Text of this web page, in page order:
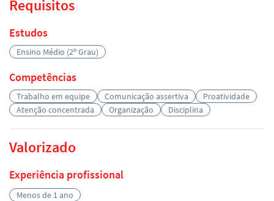
Requisitos
Estudos
Ensino Médio (2º Grau)
Competências
Trabalho em equipe Comunicação assertiva
Proatividade
Atenção concentrada
Organização Disciplina
Valorizado
Experiência profissional
Menos de 1 ano